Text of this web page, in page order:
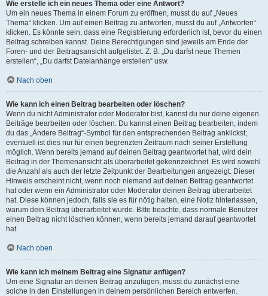
Wie erstelle ich ein neues Thema oder eine Antwort?
Um ein neues Thema in einem Forum zu eröffnen, musst du auf „Neues
Thema“ klicken. Um auf einen Beitrag zu antworten, musst du auf „Antworten“
klicken. Es könnte sein, dass eine Registrierung erforderlich ist, bevor du einen
Beitrag schreiben kannst. Deine Berechtigungen sind jeweils am Ende der
Foren- und der Beitragsansicht aufgelistet. Z. B. „Du darfst neue Themen
erstellen“, „Du darfst Dateianhänge erstellen“ usw.
Nach oben
Wie kann ich einen Beitrag bearbeiten oder löschen?
Wenn du nicht Administrator oder Moderator bist, kannst du nur deine eigenen
Beiträge bearbeiten oder löschen. Du kannst einen Beitrag bearbeiten, indem
du das „Ändere Beitrag“-Symbol für den entsprechenden Beitrag anklickst;
eventuell ist dies nur für einen begrenzten Zeitraum nach seiner Erstellung
möglich. Wenn bereits jemand auf deinen Beitrag geantwortet hat, wird dein
Beitrag in der Themenansicht als überarbeitet gekennzeichnet. Es wird sowohl
die Anzahl als auch der letzte Zeitpunkt der Bearbeitungen angezeigt. Dieser
Hinweis erscheint nicht, wenn noch niemand auf deinen Beitrag geantwortet
hat oder wenn ein Administrator oder Moderator deinen Beitrag überarbeitet
hat. Diese können jedoch, falls sie es für nötig halten, eine Notiz hinterlassen,
warum dein Beitrag überarbeitet wurde. Bitte beachte, dass normale Benutzer
einen Beitrag nicht löschen können, wenn bereits jemand darauf geantwortet
hat.
Nach oben
Wie kann ich meinem Beitrag eine Signatur anfügen?
Um eine Signatur an deinen Beitrag anzufügen, musst du zunächst eine
solche in den Einstellungen in deinem persönlichen Bereich entwerfen.